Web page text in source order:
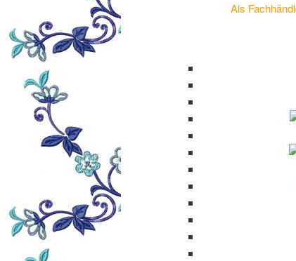
Als